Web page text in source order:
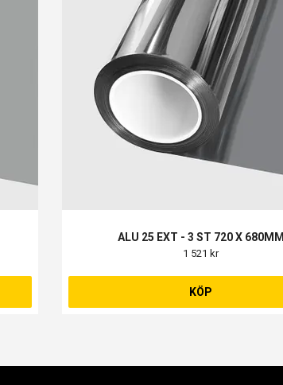
ALU 25 EXT - 3 ST 720 X 680MM
1 521 kr
KÖP